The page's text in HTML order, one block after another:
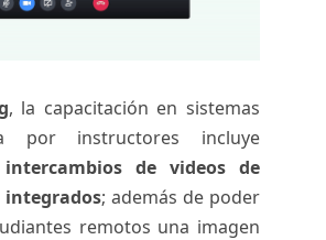
, la capacitación en sistemas
por instructores incluye
intercambios de videos de
integrados; además de poder
remotos una imagen